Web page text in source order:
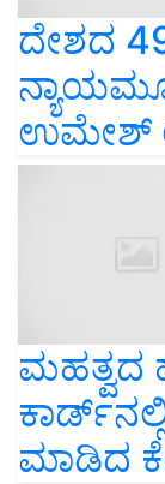
ದೇಶದ
ಉಮೇಶ್
ಮಹತ್ವದ
ಮಾಡಿದ